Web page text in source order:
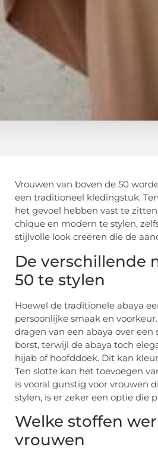
Vrouwen van boven de 50
een traditioneel kledingstuk.
het gevoel hebben vast te
chique en modern te stylen,
stijlvolle look creëren die de
De verschillende
50 te stylen
Hoewel de traditionele abaya
persoonlijke smaak en
dragen van een abaya over
borst, terwijl de abaya toch
hijab of hoofddoek. Dit kan
Ten slotte kan het toevoegen
is vooral gunstig voor vrouwen
stylen, is er zeker een optie die
Welke stoffen
vrouwen